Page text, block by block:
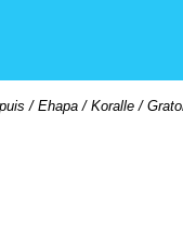
/ Ehapa / Koralle /